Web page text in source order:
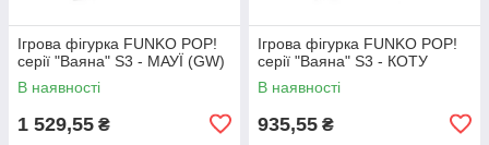
Ігрова фігурка FUNKO POP!
серії "Ваяна" S3 - МАУЇ (GW)
В наявності
1 529,55 ₴
Ігрова фігурка FUNKO POP!
серії "Ваяна" S3 - КОТУ
В наявності
935,55 ₴